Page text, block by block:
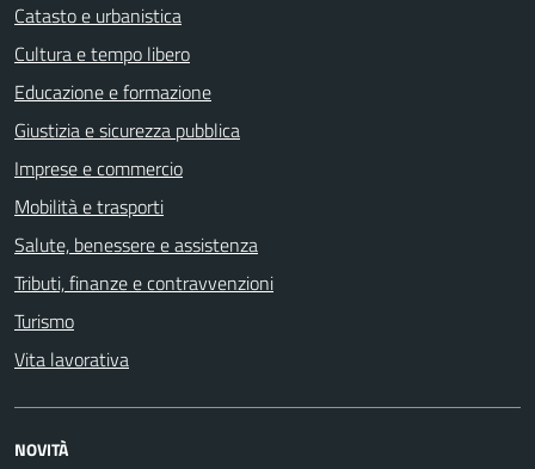
Catasto e urbanistica
Cultura e tempo libero
Educazione e formazione
Giustizia e sicurezza pubblica
Imprese e commercio
Mobilità e trasporti
Salute, benessere e assistenza
Tributi, finanze e contravvenzioni
Turismo
Vita lavorativa
NOVITÀ